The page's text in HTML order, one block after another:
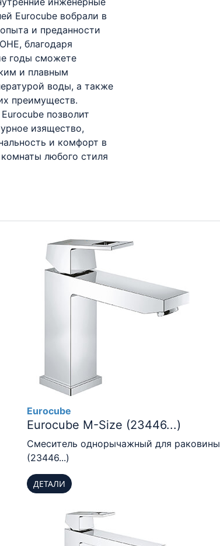
Eurocube вобрали в
и преданности
благодаря
годы сможете
и плавным
воды, а также
преимуществ.
позволит
изящество,
и комфорт в
любого стиля
Eurocube
Eurocube M-Size (23446...)
Смеситель однорычажный для раковины
(23446...)
ДЕТАЛИ